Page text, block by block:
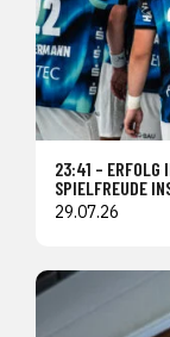
23:41 – ERFOLG
SPIELFREUDE
29.07.26